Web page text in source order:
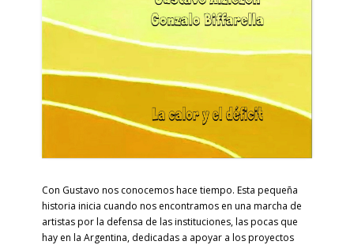
Con Gustavo nos conocemos hace tiempo. Esta pequeña
historia inicia cuando nos encontramos en una marcha de
artistas por la defensa de las instituciones, las pocas que
hay en la Argentina, dedicadas a apoyar a los proyectos